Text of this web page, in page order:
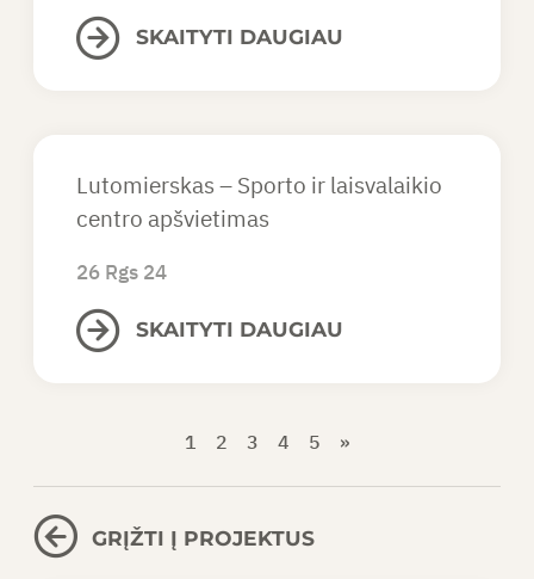
SKAITYTI DAUGIAU
Lutomierskas – Sporto ir laisvalaikio
centro apšvietimas
SKAITYTI DAUGIAU
26 Rgs 24
1 2 3 4 5 »
GRĮŽTI Į PROJEKTUS